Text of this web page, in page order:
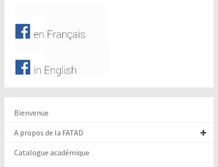
Bienvenue
A propos de la FATAD
Catalogue académique